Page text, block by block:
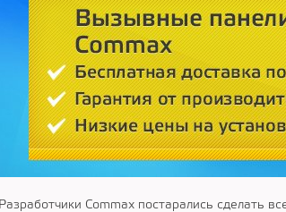
Разработчики Сommax постарались сделать